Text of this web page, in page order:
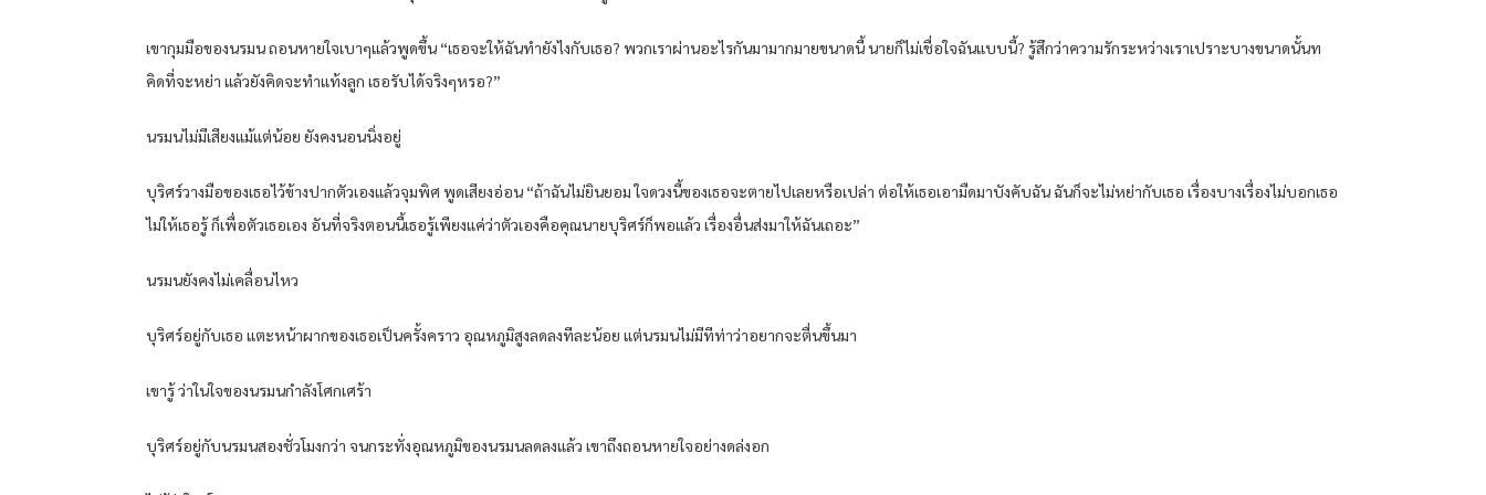
เขากุมมือของนรมน ถอนหายใจเบาๆแล้วพูดขึ้น “เธอจะให้ฉันทำยังไงกับเธอ? พวกเราผ่านอะไรกันมามากมายขนาดนี้ นายก็ไม่เชื่อใจฉันแบบนี้? รู้สึกว่าความรักระหว่างเราเปราะบางขนาดนั้นท
คิดที่จะหย่า แล้วยังคิดจะทำแท้งลูก เธอรับได้จริงๆหรอ?”
นรมนไม่มีเสียงแม้แต่น้อย ยังคงนอนนิ่งอยู่
บุริศร์วางมือของเธอไว้ข้างปากตัวเองแล้วจุมพิศ พูดเสียงอ่อน “ถ้าฉันไม่ยินยอม ใจดวงนี้ของเธอจะตายไปเลยหรือเปล่า ต่อให้เธอเอามืดมาบังคับฉัน ฉันก็จะไม่หย่ากับเธอ เรื่องบางเรื่องไม่บอกเธอ
ไม่ให้เธอรู้ ก็เพื่อตัวเธอเอง อันที่จริงตอนนี้เธอรู้เพียงแค่ว่าตัวเองคือคุณนายบุริศร์ก็พอแล้ว เรื่องอื่นส่งมาให้ฉันเถอะ”
นรมนยังคงไม่เคลื่อนไหว
บุริศร์อยู่กับเธอ แตะหน้าผากของเธอเป็นครั้งคราว อุณหภูมิสูงลดลงทีละน้อย แต่นรมนไม่มีทีท่าว่าอยากจะตื่นขึ้นมา
เขารู้ ว่าในใจของนรมนกำลังโศกเศร้า
บุริศร์อยู่กับนรมนสองชั่วโมงกว่า จนกระทั่งอุณหภูมิของนรมนลดลงแล้ว เขาถึงถอนหายใจอย่างดล่งอก